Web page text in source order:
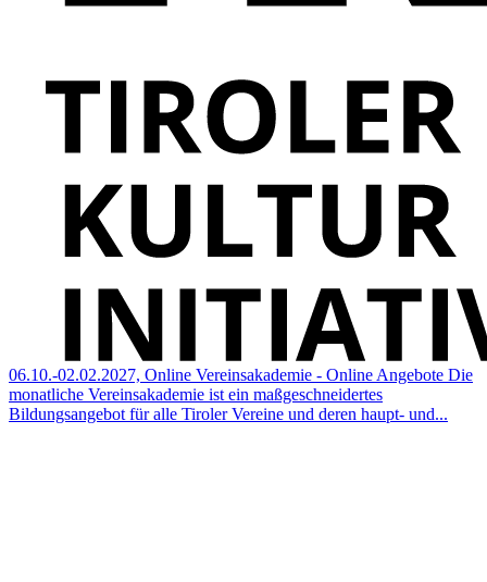
06.10.-02.02.2027, Online Vereinsakademie - Online Angebote Die
monatliche Vereinsakademie ist ein maßgeschneidertes
Bildungsangebot für alle Tiroler Vereine und deren haupt- und...